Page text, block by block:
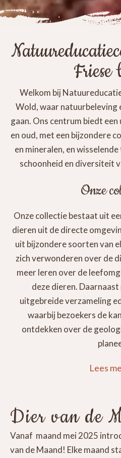
Friese
Welkom bij
Wold, waar natuurbeleving
gaan. Ons centrum biedt
en oud, met een bijzondere
en mineralen, en
schoonheid en diversiteit
Onze
Onze collectie bestaat uit
dieren uit de directe
uit bijzondere soorten van
zich verwonderen over de
meer leren over de
deze dieren.
uitgebreide verzameling
waarbij bezoekers de
ontdekken over de
Lees
Dier van de
Vanaf maand mei 2025
van de Maand! Elke maand